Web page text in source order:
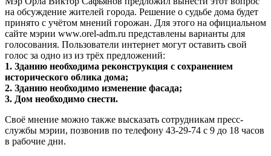
на обсуждение жителей города. Решение о судьбе дома будет
принято с учётом мнений горожан. Для этого на официальном
сайте мэрии www.orel-adm.ru представлены варианты для
голосования. Пользователи интернет могут оставить свой
голос за одно из из трёх предложений:
1. Зданию необходима реконструкция с сохранением
исторического облика дома;
2. Зданию необходимо изменение фасада;
3. Дом необходимо снести.
Своё мнение можно также высказать сотрудникам пресс-
службы мэрии, позвонив по телефону 43-29-74 с 9 до 18 часов
в рабочие дни.